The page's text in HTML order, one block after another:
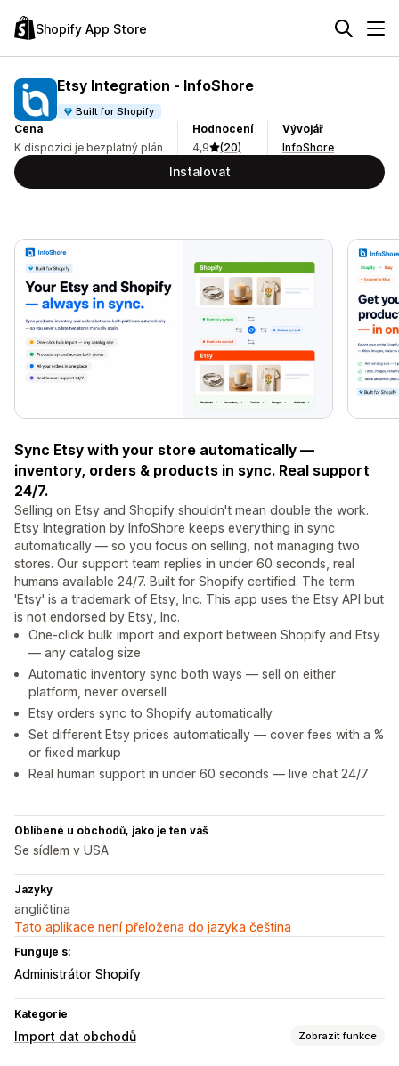
Shopify App Store
Etsy Integration ‑ InfoShore
Built for Shopify
Cena
K dispozici je bezplatný plán
Hodnocení
4,9
(20)
Vývojář
InfoShore
Instalovat
Sync Etsy with your store automatically —
inventory, orders & products in sync. Real support
24/7.
Selling on Etsy and Shopify shouldn't mean double the work.
Etsy Integration by InfoShore keeps everything in sync
automatically — so you focus on selling, not managing two
stores. Our support team replies in under 60 seconds, real
humans available 24/7. Built for Shopify certified. The term
'Etsy' is a trademark of Etsy, Inc. This app uses the Etsy API but
is not endorsed by Etsy, Inc.
One-click bulk import and export between Shopify and Etsy
— any catalog size
Automatic inventory sync both ways — sell on either
platform, never oversell
Etsy orders sync to Shopify automatically
Set different Etsy prices automatically — cover fees with a %
or fixed markup
Real human support in under 60 seconds — live chat 24/7
Oblíbené u obchodů, jako je ten váš
Se sídlem v USA
Jazyky
angličtina
Tato aplikace není přeložena do jazyka čeština
Funguje s:
Administrátor Shopify
Kategorie
Import dat obchodů Zobrazit funkce